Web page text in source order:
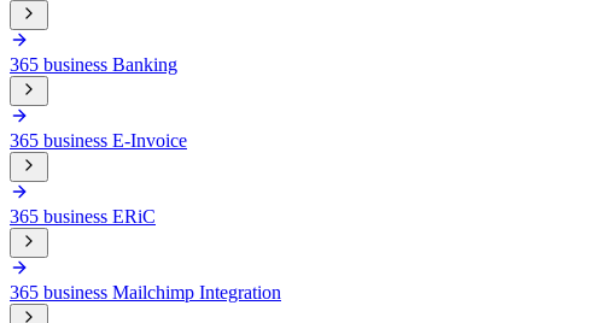
365 business Banking
365 business E-Invoice
365 business ERiC
365 business Mailchimp Integration